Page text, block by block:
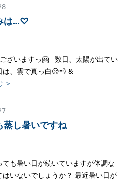
は…♡
ざいますっ🤗 数日、太陽が出てい
は、雲で真っ白😥💨 &
＞
蒸し暑いですね
ても暑い日が続いていますが体調な
はいないでしょうか？ 最近暑い日が